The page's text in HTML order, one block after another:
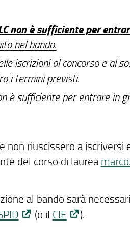
non è sufficiente per
nel bando.
iscrizioni al concorso e al
i termini previsti.
è sufficiente per entrare in
non riuscissero a
del corso di laurea
al bando sarà
(o il CIE ).